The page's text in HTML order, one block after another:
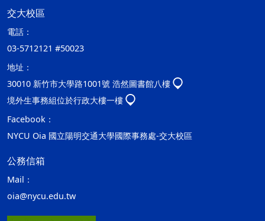
交大校區
電話：
03-5712121 #50023
地址：
30010 新竹市大學路1001號 浩然圖書館八樓
境外生事務組位於行政大樓一樓
Facebook：
NYCU Oia 國立陽明交通大學國際事務處-交大校區
公務信箱
Mail：
oia@nycu.edu.tw